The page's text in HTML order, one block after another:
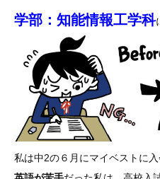
学部：知能情報工学科
私は中2の６月にマイベストに入